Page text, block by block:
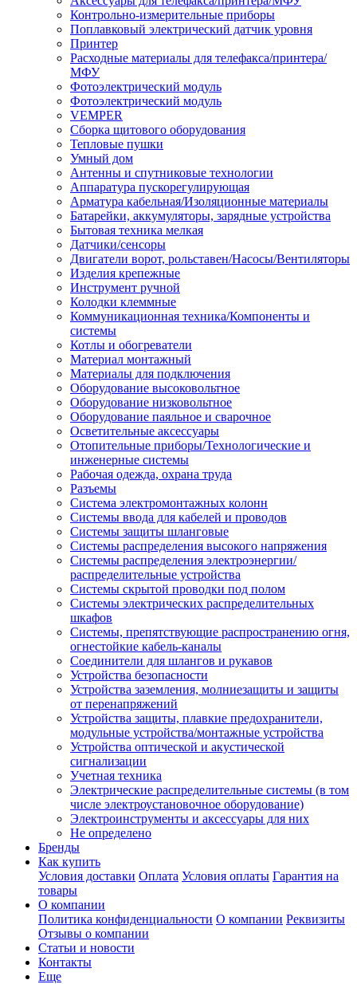
Контрольно-измерительные приборы
Поплавковый электрический датчик уровня
Принтер
Расходные материалы для телефакса/принтера/
МФУ
Фотоэлектрический модуль
Фотоэлектрический модуль
VEMPER
Сборка щитового оборудования
Тепловые пушки
Умный дом
Антенны и спутниковые технологии
Аппаратура пускорегулирующая
Арматура кабельная/Изоляционные материалы
Батарейки, аккумуляторы, зарядные устройства
Бытовая техника мелкая
Датчики/сенсоры
Двигатели ворот, рольставен/Насосы/Вентиляторы
Изделия крепежные
Инструмент ручной
Колодки клеммные
Коммуникационная техника/Компоненты и
системы
Котлы и обогреватели
Материал монтажный
Материалы для подключения
Оборудование высоковольтное
Оборудование низковольтное
Оборудование паяльное и сварочное
Осветительные аксессуары
Отопительные приборы/Технологические и
инженерные системы
Рабочая одежда, охрана труда
Разъемы
Система электромонтажных колонн
Системы ввода для кабелей и проводов
Системы защиты шланговые
Системы распределения высокого напряжения
Системы распределения электроэнергии/
распределительные устройства
Системы скрытой проводки под полом
Системы электрических распределительных
шкафов
Системы, препятствующие распространению огня,
огнестойкие кабель-каналы
Соединители для шлангов и рукавов
Устройства безопасности
Устройства заземления, молниезащиты и защиты
от перенапряжений
Устройства защиты, плавкие предохранители,
модульные устройства/монтажные устройства
Устройства оптической и акустической
сигнализации
Учетная техника
Электрические распределительные системы (в том
числе электроустановочное оборудование)
Электроинструменты и аксессуары для них
Не определено
Бренды
Как купить
Условия доставки Оплата Условия оплаты Гарантия на
товары
О компании
Политика конфиденциальности О компании Реквизиты
Отзывы о компании
Статьи и новости
Контакты
Еще